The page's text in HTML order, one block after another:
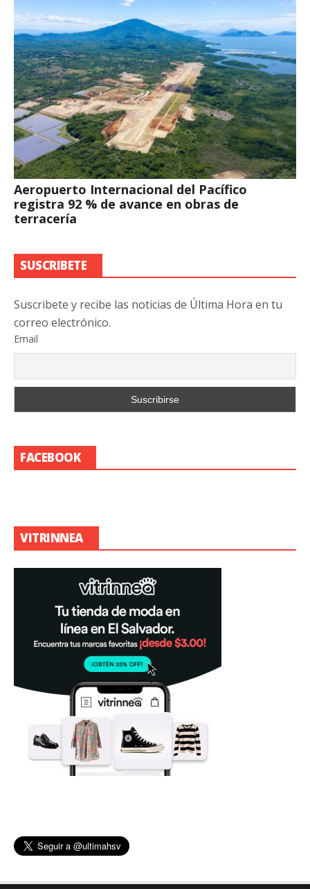
Aeropuerto Internacional del Pacífico
registra 92 % de avance en obras de
terracería
SUSCRIBETE
Suscribete y recibe las noticias de Última Hora en tu
correo electrónico.
Email
FACEBOOK
VITRINNEA